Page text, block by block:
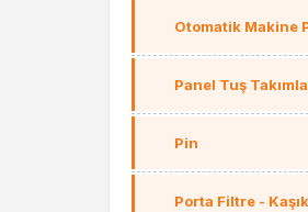
Otomatik Makine
Panel Tuş
Pin
Porta Filtre - Kaşık